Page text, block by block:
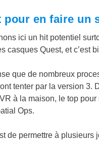
pour en faire un
ici un hit potentiel
casques Quest, et c’est
que de nombreux
tenter par la version 3.
à la maison, le top pour
Ops.
de permettre à plusieurs